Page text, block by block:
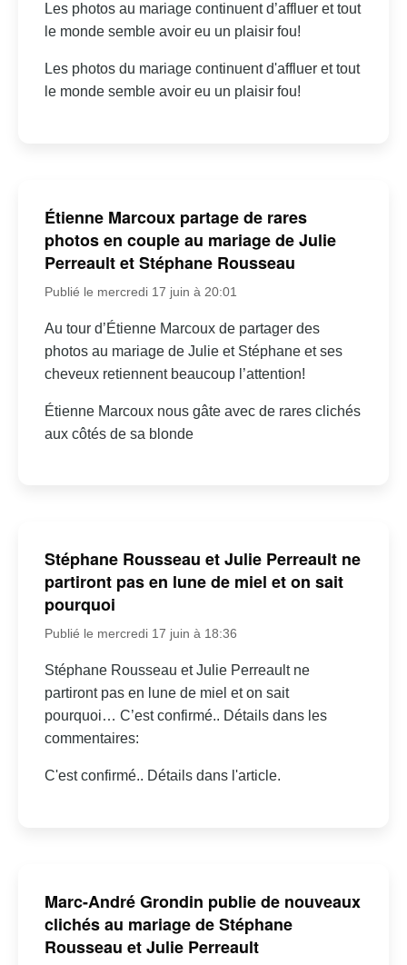
Les photos au mariage continuent d’affluer et tout
le monde semble avoir eu un plaisir fou!
Les photos du mariage continuent d'affluer et tout
le monde semble avoir eu un plaisir fou!
Étienne Marcoux partage de rares
photos en couple au mariage de Julie
Perreault et Stéphane Rousseau
Publié le mercredi 17 juin à 20:01
Au tour d’Étienne Marcoux de partager des
photos au mariage de Julie et Stéphane et ses
cheveux retiennent beaucoup l’attention!
Étienne Marcoux nous gâte avec de rares clichés
aux côtés de sa blonde
Stéphane Rousseau et Julie Perreault ne
partiront pas en lune de miel et on sait
pourquoi
Publié le mercredi 17 juin à 18:36
Stéphane Rousseau et Julie Perreault ne
partiront pas en lune de miel et on sait
pourquoi… C’est confirmé.. Détails dans les
commentaires:
C'est confirmé.. Détails dans l'article.
Marc-André Grondin publie de nouveaux
clichés au mariage de Stéphane
Rousseau et Julie Perreault